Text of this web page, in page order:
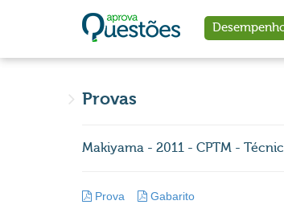
Provas
Makiyama - 2011 - CPTM -
Prova Gabarito